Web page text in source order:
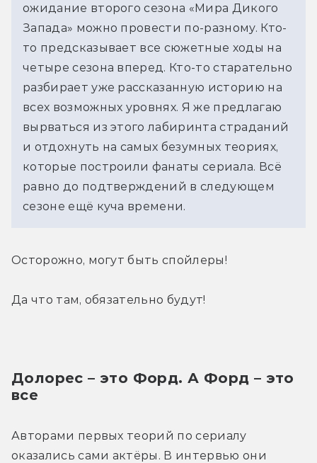
ожидание второго сезона «Мира Дикого
Запада» можно провести по-разному. Кто-
то предсказывает все сюжетные ходы на
четыре сезона вперед. Кто-то старательно
разбирает уже рассказанную историю на
всех возможных уровнях. Я же предлагаю
вырваться из этого лабиринта страданий
и отдохнуть на самых безумных теориях,
которые построили фанаты сериала. Всё
равно до подтверждений в следующем
сезоне ещё куча времени.
Осторожно, могут быть спойлеры!
Да что там, обязательно будут!
Долорес – это Форд. А Форд – это
все
Авторами первых теорий по сериалу
оказались сами актёры. В интервью они